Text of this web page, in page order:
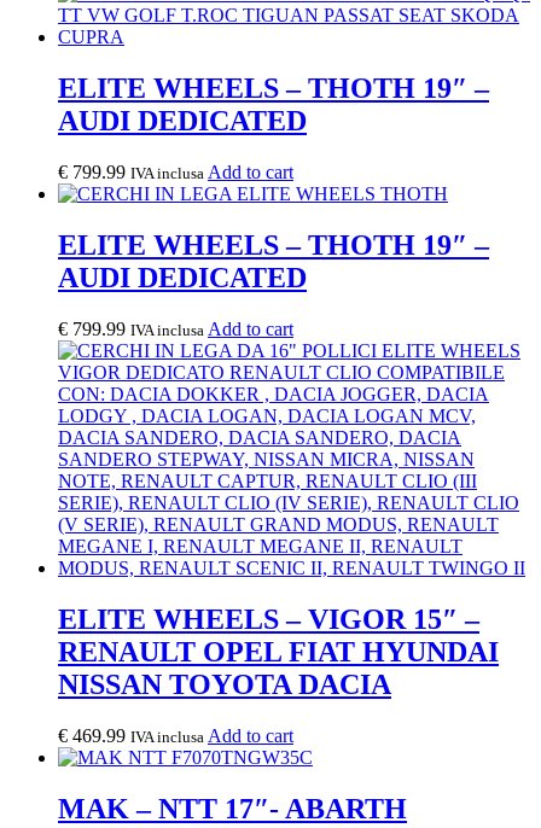
ELITE WHEELS – THOTH 19″ –
AUDI DEDICATED
€ 799.99 IVA inclusa Add to cart
ELITE WHEELS – THOTH 19″ –
AUDI DEDICATED
€ 799.99 IVA inclusa Add to cart
ELITE WHEELS – VIGOR 15″ –
RENAULT OPEL FIAT HYUNDAI
NISSAN TOYOTA DACIA
€ 469.99 IVA inclusa Add to cart
MAK – NTT 17″- ABARTH